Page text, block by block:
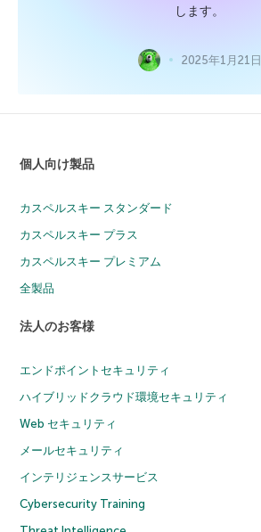
します。
2025年1月21日
個人向け製品
カスペルスキー スタンダード
カスペルスキー プラス
カスペルスキー プレミアム
全製品
法人のお客様
エンドポイントセキュリティ
ハイブリッドクラウド環境セキュリティ
Web セキュリティ
メールセキュリティ
インテリジェンスサービス
Cybersecurity Training